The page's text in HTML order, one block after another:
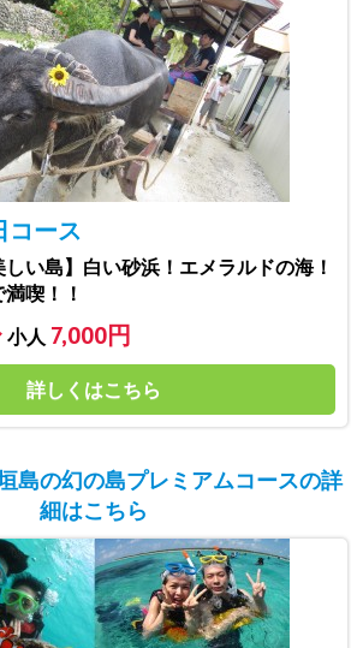
コース
しい島】白い砂浜！エメラルドの海！
喫！！
小人 7,000円
詳しくはこちら
島の幻の島プレミアムコースの詳
細はこちら